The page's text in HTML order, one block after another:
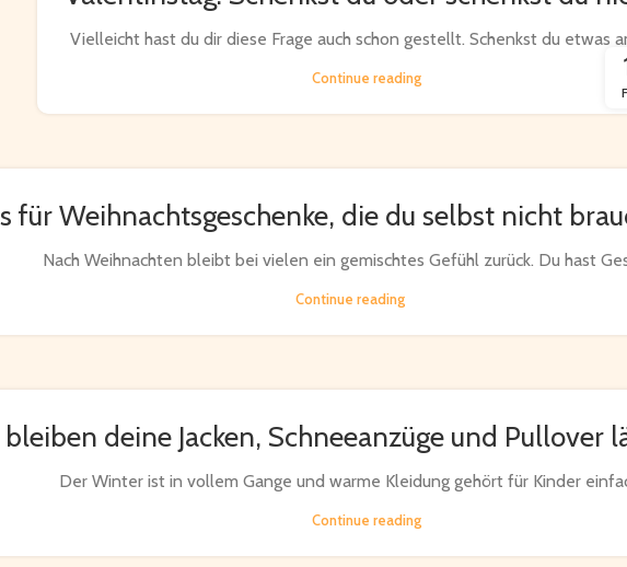
Vielleicht hast du dir diese Frage auch schon gestellt. Schenkst du etwas
Continue reading
für Weihnachtsgeschenke, die du selbst nicht
Nach Weihnachten bleibt bei vielen ein gemischtes Gefühl zurück. Du hast
Continue reading
bleiben deine Jacken, Schneeanzüge und Pullover
Der Winter ist in vollem Gange und warme Kleidung gehört für Kinder
Continue reading